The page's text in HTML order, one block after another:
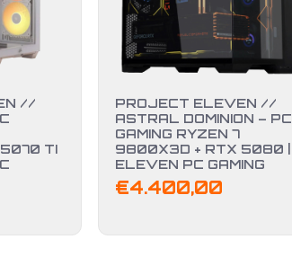
//
TI
PROJECT ELEVEN //
ASTRAL DOMINION – PC
GAMING RYZEN 7
9800X3D + RTX 5080 |
ELEVEN PC GAMING
€4.400,00